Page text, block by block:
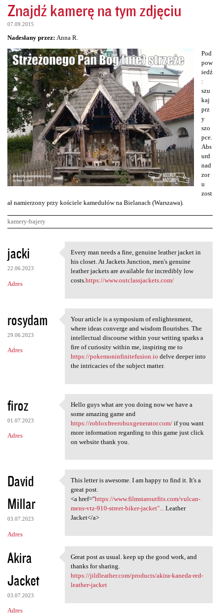
Znajdź kamerę na tym zdjęciu
07.09.2015
Nadesłany przez: Anna R.
Pod
pow
iedź
:
szu
kaj
prz
y
szo
pce.
Abs
urd
nad
zor
u
zost
ał namierzony przy kościele kamedułów na Bielanach (Warszawa).
kamery-bajery
K
o
m
e
t
a
r
jacki
22.06.2023
Adres
Every man needs a fine,
Every man needs a fine, genuine leather jacket in
his closet. At Jackets Junction, men's genuine
leather jackets are available for incredibly low
costs.https://www.outclassjackets.com/
rosydam
29.06.2023
Adres
Your article is a symposium
Your article is a symposium of enlightenment,
where ideas converge and wisdom flourishes. The
intellectual discourse within your writing sparks a
fire of curiosity within me, inspiring me to
https://pokemoninfinitefusion.io delve deeper into
the intricacies of the subject matter.
firoz
01.07.2023
Adres
Hello guys what are you doing
Hello guys what are you doing now we have a
some amazing game and
https://robloxfreerobuxgenerator.com/if you want
more information regarding to this game just click
on website thank you.
David
Millar
03.07.2023
Adres
This letter is awesome. I am
This letter is awesome. I am happy to find it. It's a
great post.
<a href="https://www.filmstaroutfits.com/vulcan-
mens-vtz-910-street-biker-jacket"...Leather
Jacket</a>
Akira
Jacket
03.07.2023
Adres
Great post as usual. keep up
Great post as usual. keep up the good work, and
thanks for sharing.
https://jildleather.com/products/akira-kaneda-red-
leather-jacket